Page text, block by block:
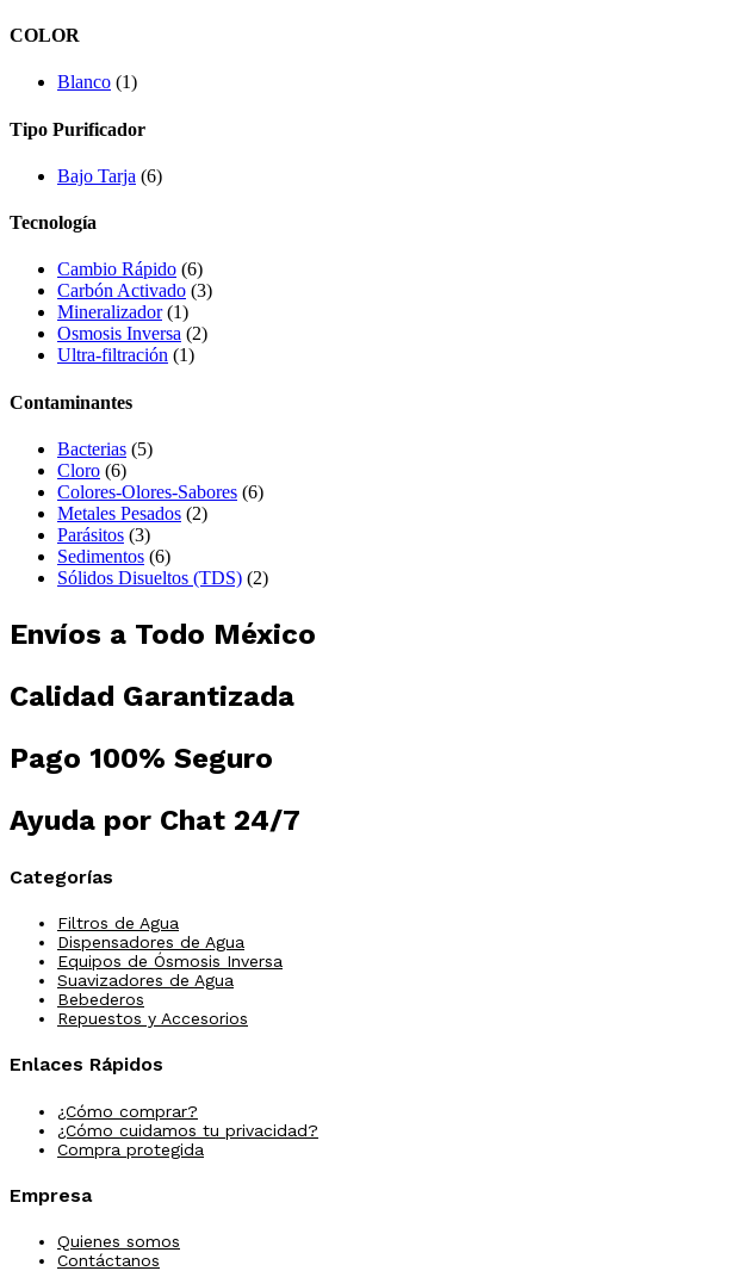
COLOR
Blanco (1)
Tipo Purificador
Bajo Tarja (6)
Tecnología
Cambio Rápido (6)
Carbón Activado (3)
Mineralizador (1)
Osmosis Inversa (2)
Ultra-filtración (1)
Contaminantes
Bacterias (5)
Cloro (6)
Colores-Olores-Sabores (6)
Metales Pesados (2)
Parásitos (3)
Sedimentos (6)
Sólidos Disueltos (TDS) (2)
Envíos a Todo México
Calidad Garantizada
Pago 100% Seguro
Ayuda por Chat 24/7
Categorías
Filtros de Agua
Dispensadores de Agua
Equipos de Ósmosis Inversa
Suavizadores de Agua
Bebederos
Repuestos y Accesorios
Enlaces Rápidos
¿Cómo comprar?
¿Cómo cuidamos tu privacidad?
Compra protegida
Empresa
Quienes somos
Contáctanos